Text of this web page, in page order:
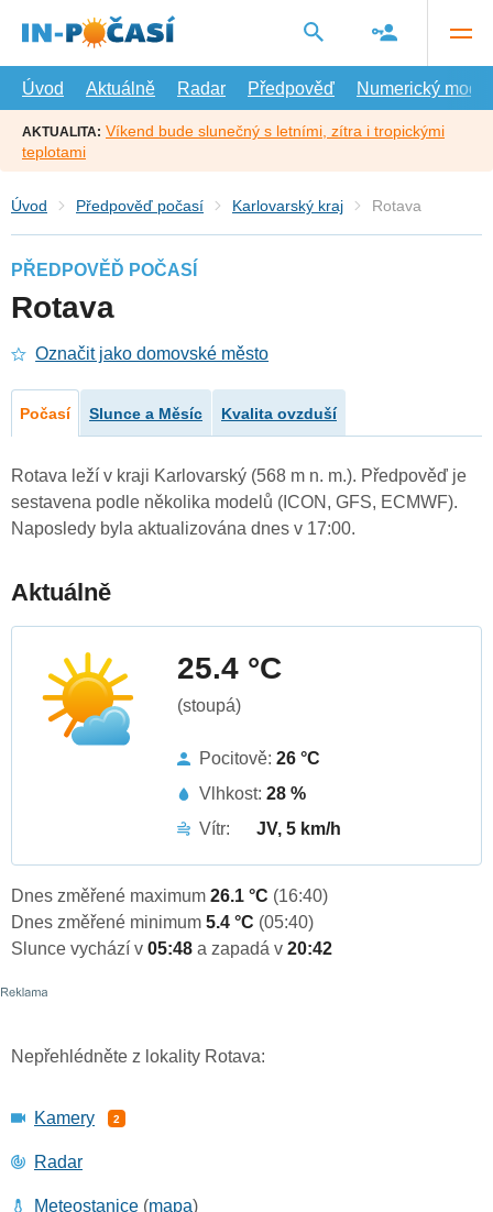
hlavní
Úvod
Aktuálně Radar Předpověď Numerický model
AKTUALITA: Víkend bude slunečný s letními, zítra i tropickými
teplotami
Úvod Předpověď počasí Karlovarský kraj Rotava
PŘEDPOVĚĎ POČASÍ
Rotava
Označit jako domovské město
Počasí Slunce a Měsíc Kvalita ovzduší
Rotava leží v kraji Karlovarský (568 m n. m.). Předpověď je
sestavena podle několika modelů (ICON, GFS, ECMWF).
Naposledy byla aktualizována dnes v 17:00.
Aktuálně
25.4 °C
(stoupá)
Pocitově: 26 °C
Vlhkost: 28 %
Vítr:
JV, 5 km/h
Dnes změřené maximum 26.1 °C (16:40)
Dnes změřené minimum 5.4 °C (05:40)
Slunce vychází v 05:48 a zapadá v 20:42
Nepřehlédněte z lokality Rotava:
Kamery 2
Radar
Meteostanice (mapa)